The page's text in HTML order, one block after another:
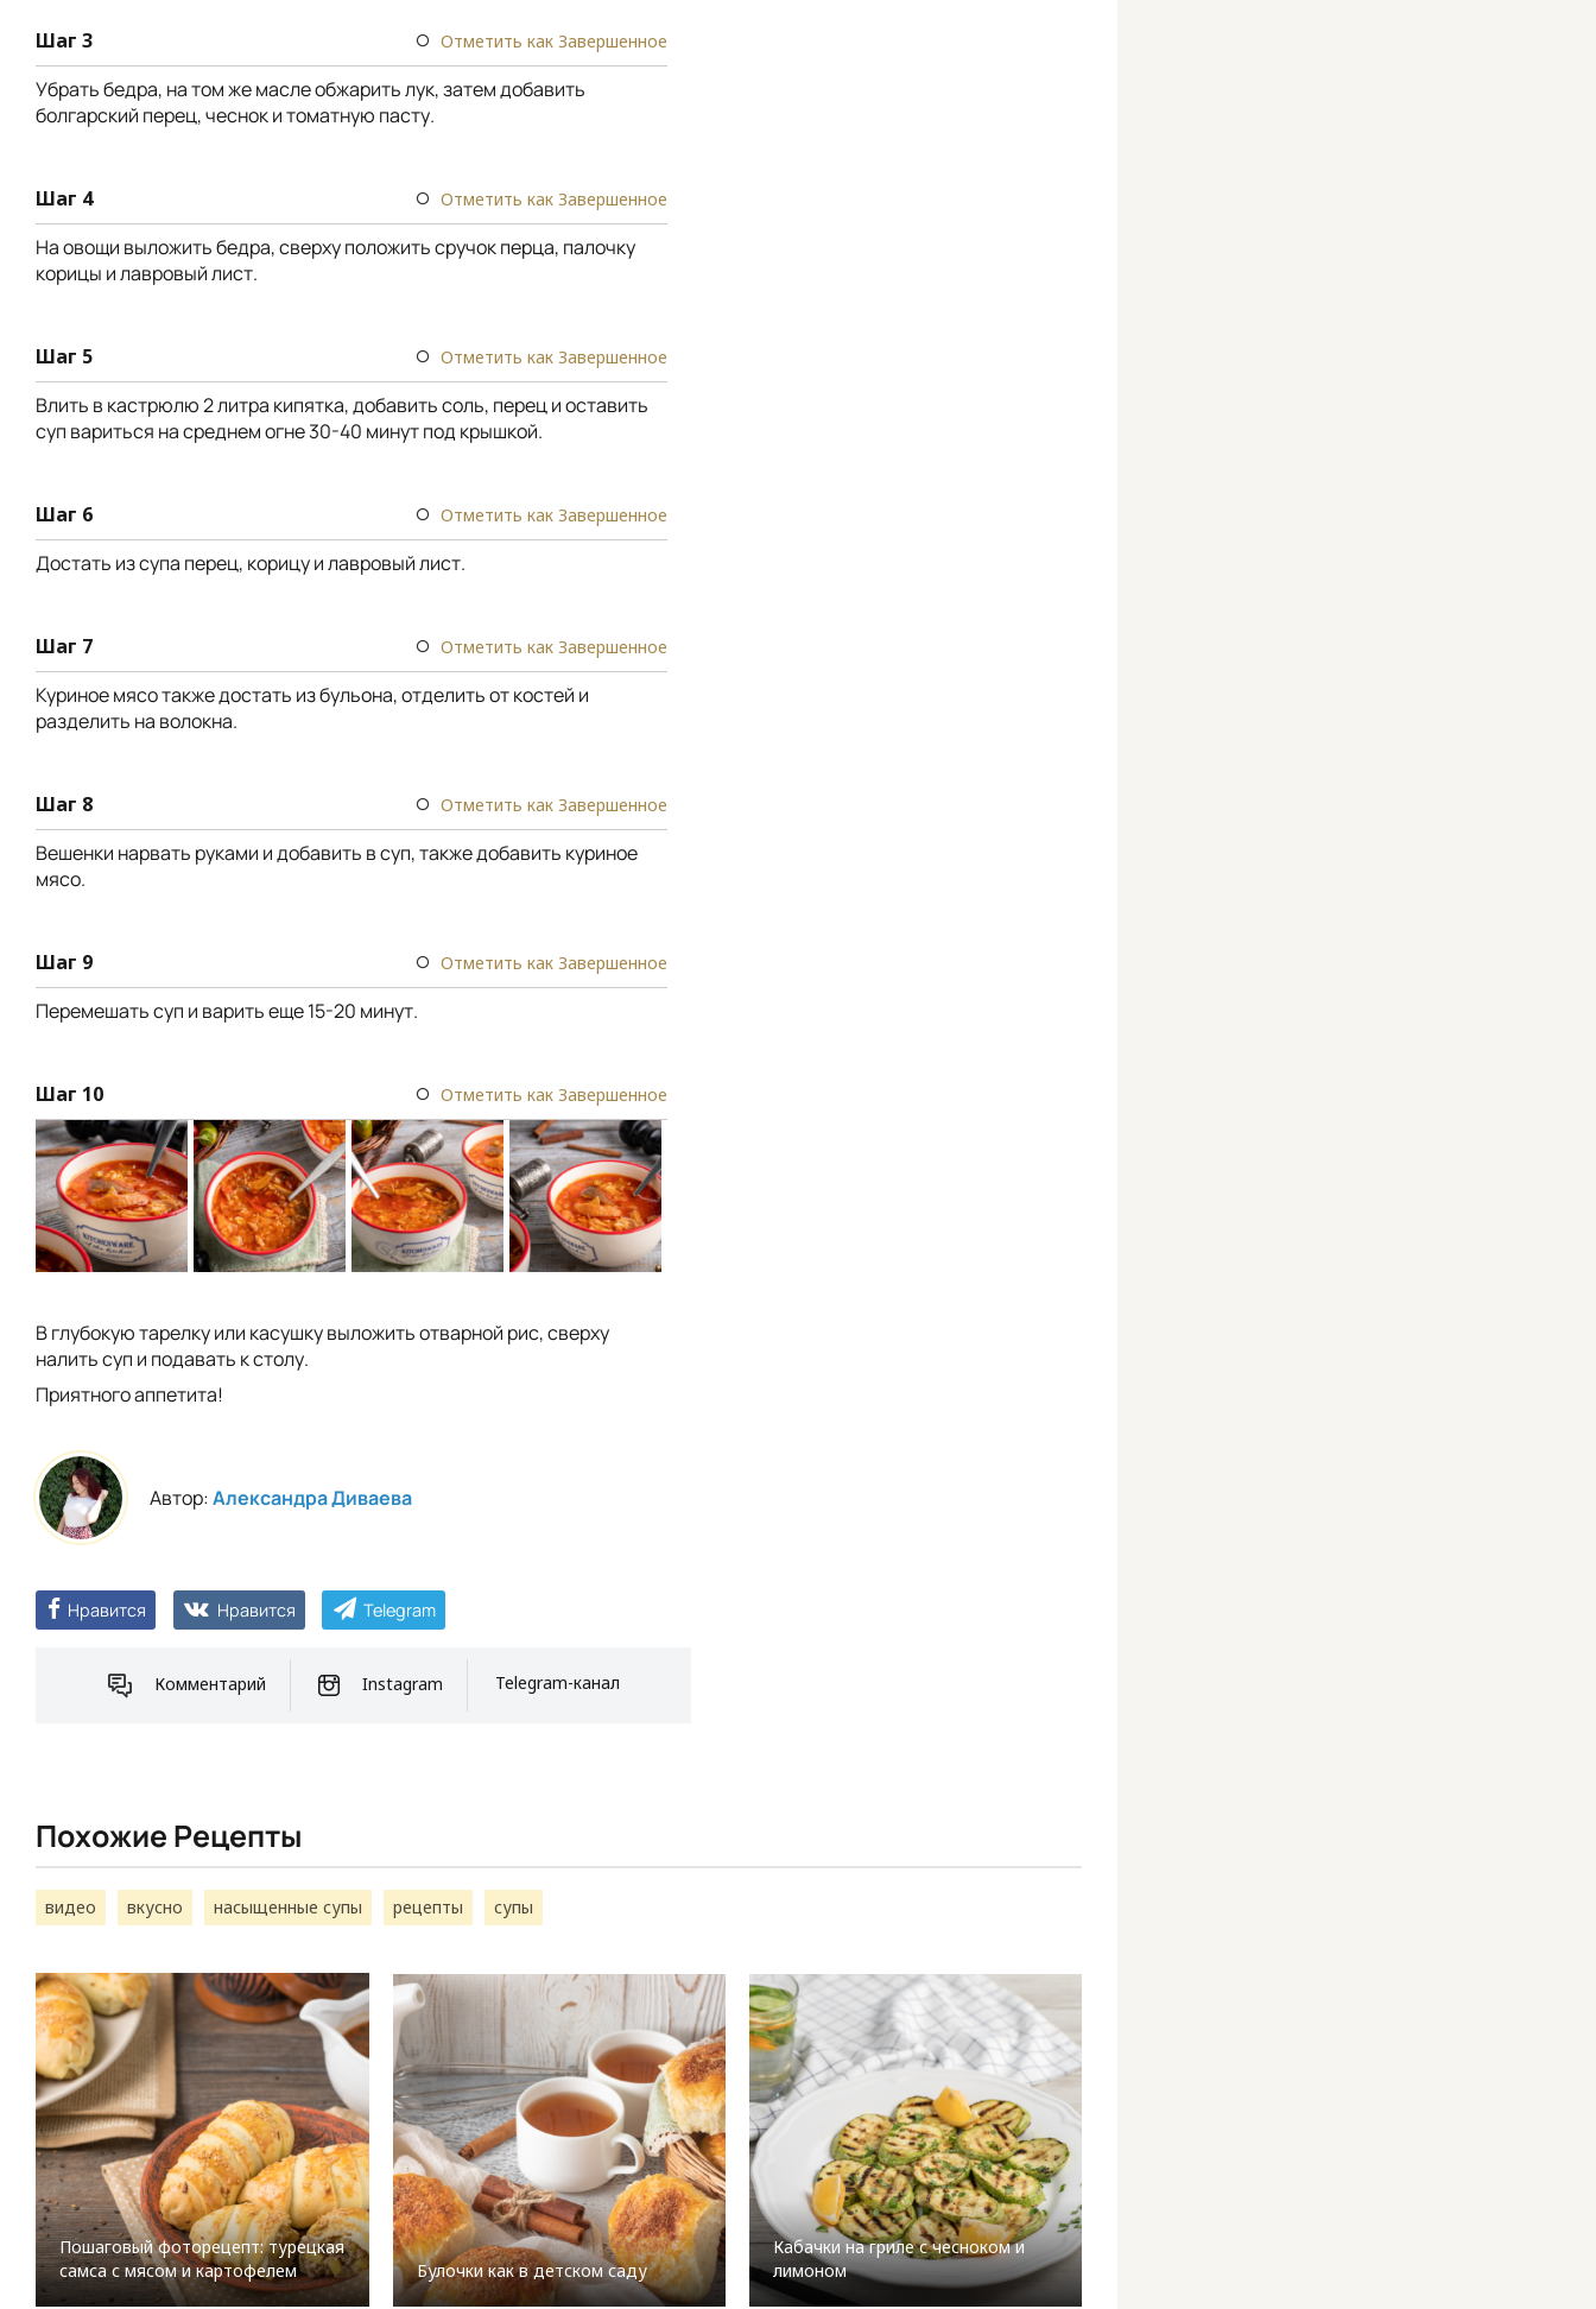
Шаг 3 Отметить как Завершенное
Убрать бедра, на том же масле обжарить лук, затем добавить
болгарский перец, чеснок и томатную пасту.
Шаг 4 Отметить как Завершенное
На овощи выложить бедра, сверху положить сручок перца, палочку
корицы и лавровый лист.
Шаг 5 Отметить как Завершенное
Влить в кастрюлю 2 литра кипятка, добавить соль, перец и оставить
суп вариться на среднем огне 30-40 минут под крышкой.
Шаг 6 Отметить как Завершенное
Достать из супа перец, корицу и лавровый лист.
Шаг 7 Отметить как Завершенное
Куриное мясо также достать из бульона, отделить от костей и
разделить на волокна.
Шаг 8 Отметить как Завершенное
Вешенки нарвать руками и добавить в суп, также добавить куриное
мясо.
Шаг 9 Отметить как Завершенное
Перемешать суп и варить еще 15-20 минут.
Шаг 10 Отметить как Завершенное
В глубокую тарелку или касушку выложить отварной рис, сверху
налить суп и подавать к столу.
Приятного аппетита!
Автор:Александра Диваева
Нравится Нравится Telegram
Комментарий Instagram Telegram-канал
Похожие Рецепты
видео вкусно насыщенные супы рецепты супы
Пошаговый фоторецепт: турецкая
самса с мясом и картофелем
Булочки как в детском саду
Кабачки на гриле с чесноком и
лимоном